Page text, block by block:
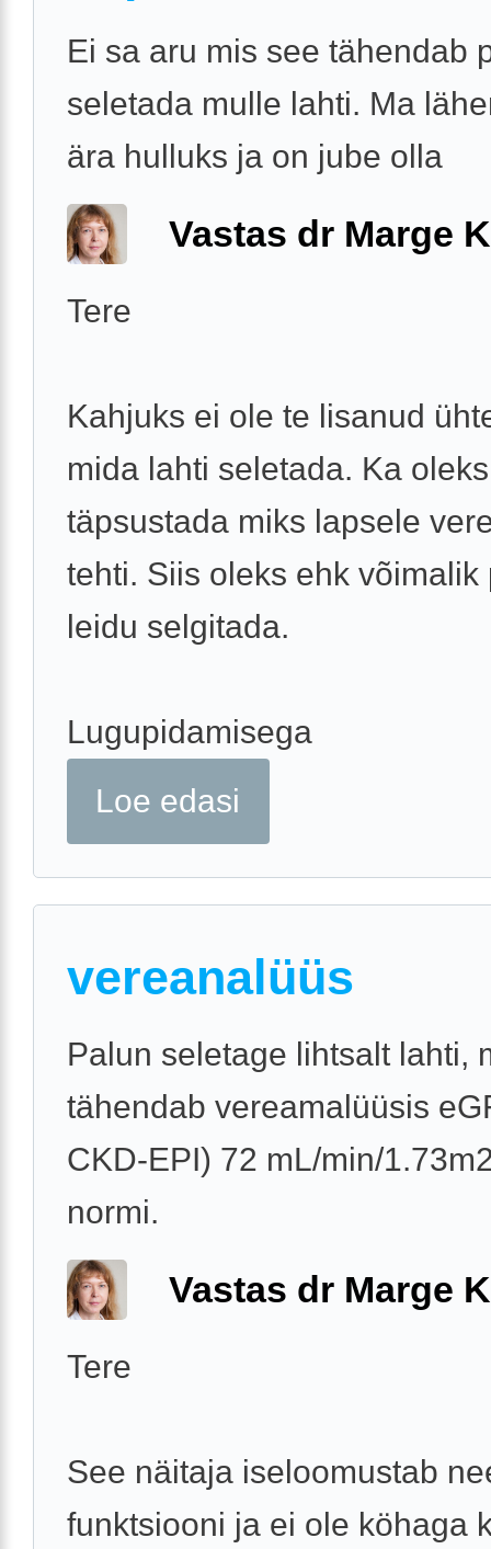
Ei sa aru mis see tähendab
seletada mulle lahti. Ma
ära hulluks ja on jube olla
Vastas dr Marge
Tere
Kahjuks ei ole te lisanud
mida lahti seletada. Ka
täpsustada miks lapsele
tehti. Siis oleks ehk võimalik
leidu selgitada.
Lugupidamisega
Loe edasi
vereanalüüs
Palun seletage lihtsalt lahti,
tähendab vereamalüüsis
CKD-EPI) 72 mL/min/
normi.
Vastas dr Marge
Tere
See näitaja iseloomustab
funktsiooni ja ei ole köhaga